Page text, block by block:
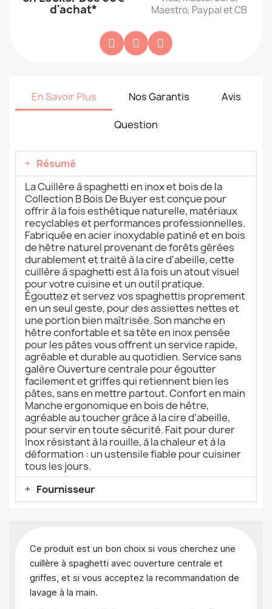
d'achat*
Maestro, Paypal et CB
En Savoir Plus Nos Garantis Avis
Question
Résumé
La Cuillère à spaghetti en inox et bois de la
Collection B Bois De Buyer est conçue pour
offrir à la fois esthétique naturelle, matériaux
recyclables et performances professionnelles.
Fabriquée en acier inoxydable patiné et en bois
de hêtre naturel provenant de forêts gérées
durablement et traité à la cire d'abeille, cette
cuillère à spaghetti est à la fois un atout visuel
pour votre cuisine et un outil pratique.
Égouttez et servez vos spaghettis proprement
en un seul geste, pour des assiettes nettes et
une portion bien maîtrisée. Son manche en
hêtre confortable et sa tête en inox pensée
pour les pâtes vous offrent un service rapide,
agréable et durable au quotidien. Service sans
galère Ouverture centrale pour égoutter
facilement et griffes qui retiennent bien les
pâtes, sans en mettre partout. Confort en main
Manche ergonomique en bois de hêtre,
agréable au toucher grâce à la cire d’abeille,
pour servir en toute sécurité. Fait pour durer
Inox résistant à la rouille, à la chaleur et à la
déformation : un ustensile fiable pour cuisiner
tous les jours.
Fournisseur
Ce produit est un bon choix si vous cherchez une
cuillère à spaghetti avec ouverture centrale et
griffes, et si vous acceptez la recommandation de
lavage à la main.